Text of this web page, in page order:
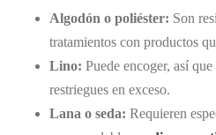
Algodón o poliéster: Son
tratamientos con productos
Lino: Puede encoger, así
restriegues en exceso.
Lana o seda: Requieren